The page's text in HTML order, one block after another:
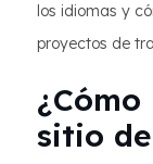
los idiomas y
proyectos de
sitio de